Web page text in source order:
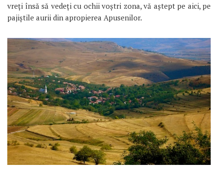
vreţi însă să vedeţi cu ochii voştri zona, vă aştept pe aici, pe
pajiştile aurii din apropierea Apusenilor.